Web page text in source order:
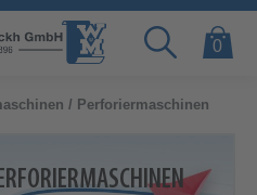
0
/ Perforiermaschinen